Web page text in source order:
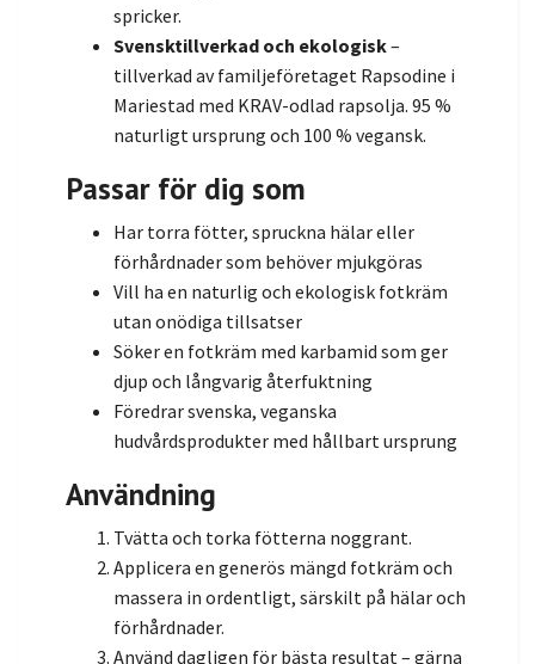
spricker.
Svensktillverkad och ekologisk–
tillverkad av familjeföretaget Rapsodine i
Mariestad med KRAV-odlad rapsolja. 95 %
naturligt ursprung och 100 % vegansk.
Passar för dig som
Har torra fötter, spruckna hälar eller
förhårdnader som behöver mjukgöras
Vill ha en naturlig och ekologisk fotkräm
utan onödiga tillsatser
Söker en fotkräm med karbamid som ger
djup och långvarig återfuktning
Föredrar svenska, veganska
hudvårdsprodukter med hållbart ursprung
Användning
Tvätta och torka fötterna noggrant.
Applicera en generös mängd fotkräm och
massera in ordentligt, särskilt på hälar och
förhårdnader.
Använd dagligen för bästa resultat – gärna